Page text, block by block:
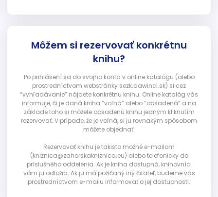
Môžem si rezervovať konkrétnu
knihu?
Po prihlásení sa do svojho konta v online katalógu (alebo
prostredníctvom webstránky sezk.dawinci.sk) si cez
“vyhľadávanie” nájdete konkrétnu knihu. Online katalóg vás
informuje, či je daná kniha “voľná” alebo “obsadená” a na
základe toho si môžete obsadenú knihu jedným kliknutím
rezervovať. V prípade, že je voľná, si ju rovnakým spôsobom
môžete objednať.
Rezervovať knihu je takisto možné e-mailom
(kniznica@zahorskakniznica.eu) alebo telefonicky do
príslušného oddelenia. Ak je kniha dostupná, knihovníci
vám ju odložia. Ak ju má požičaný iný čitateľ, budeme vás
prostredníctvom e-mailu informovať o jej dostupnosti.